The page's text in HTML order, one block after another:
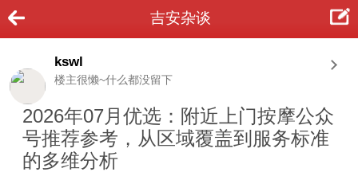
吉安杂谈
kswl
楼主很懒~什么都没留下
2026年07月优选：附近上门按摩公众
号推荐参考，从区域覆盖到服务标准
的多维分析